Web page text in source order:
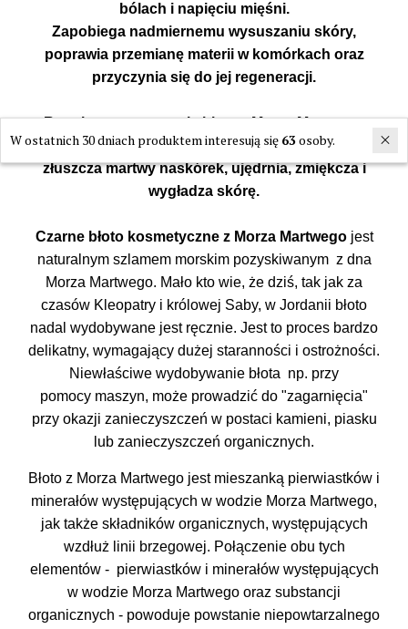
bólach i napięciu mięśni.
Zapobiega nadmiernemu wysuszaniu skóry,
poprawia przemianę materii w komórkach oraz
przyczynia się do jej regeneracji.
Regularne stosowanie błota z Morza Martwego
działa wyszczuplająco, pobudza krwiobieg,
złuszcza martwy naskórek, ujędrnia, zmiękcza i
wygładza skórę.
Czarne błoto kosmetyczne z Morza Martwegojest
naturalnym szlamem morskim pozyskiwanym z dna
Morza Martwego. Mało kto wie, że dziś, tak jak za
czasów Kleopatry i królowej Saby, w Jordanii błoto
nadal wydobywane jest ręcznie. Jest to proces bardzo
delikatny, wymagający dużej staranności i ostrożności.
Niewłaściwe wydobywanie błota np. przy
pomocy maszyn, może prowadzić do "zagarnięcia"
przy okazji zanieczyszczeń w postaci kamieni, piasku
lub zanieczyszczeń organicznych.
Błoto z Morza Martwego jest mieszanką pierwiastków i
minerałów występujących w wodzie Morza Martwego,
jak także składników organicznych, występujących
wzdłuż linii brzegowej. Połączenie obu tych
elementów - pierwiastków i minerałów występujących
w wodzie Morza Martwego oraz substancji
organicznych - powoduje powstanie niepowtarzalnego
W ostatnich 30 dniach produktem interesują się 63osoby.